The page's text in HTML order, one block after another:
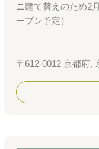
ニ建て替えのため2
ープン予定）
〒612-0012 京都府,